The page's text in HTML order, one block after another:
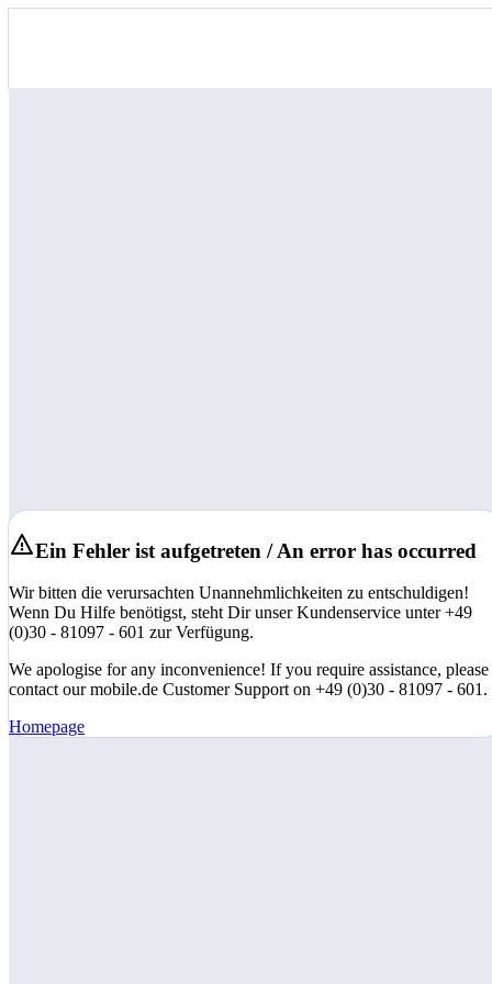
Ein Fehler ist aufgetreten / An error has occurred
Wir bitten die verursachten Unannehmlichkeiten zu entschuldigen!
Wenn Du Hilfe benötigst, steht Dir unser Kundenservice unter +49
(0)30 - 81097 - 601 zur Verfügung.
We apologise for any inconvenience! If you require assistance, please
contact our mobile.de Customer Support on +49 (0)30 - 81097 - 601.
Homepage